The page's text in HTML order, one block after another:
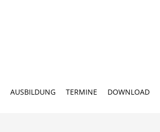
AUSBILDUNG TERMINE DOWNLOAD